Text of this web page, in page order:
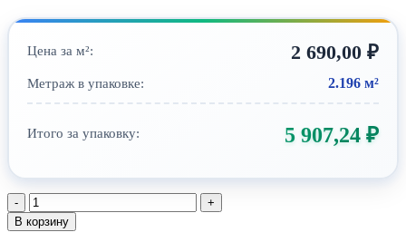
Цена за м²: 2 690,00 ₽
Метраж в упаковке: 2.196 м²
Итого за упаковку: 5 907,24 ₽
Количество
товара
SPC-
В корзину